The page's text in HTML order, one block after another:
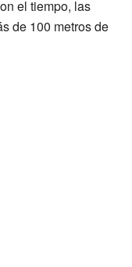
el tiempo, las
de 100 metros de